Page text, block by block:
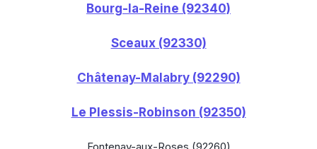
Bourg-la-Reine (92340)
Sceaux (92330)
Châtenay-Malabry (92290)
Le Plessis-Robinson (92350)